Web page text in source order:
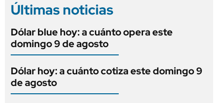
Últimas noticias
Dólar blue hoy: a cuánto opera este
domingo 9 de agosto
Dólar hoy: a cuánto cotiza este domingo 9
de agosto